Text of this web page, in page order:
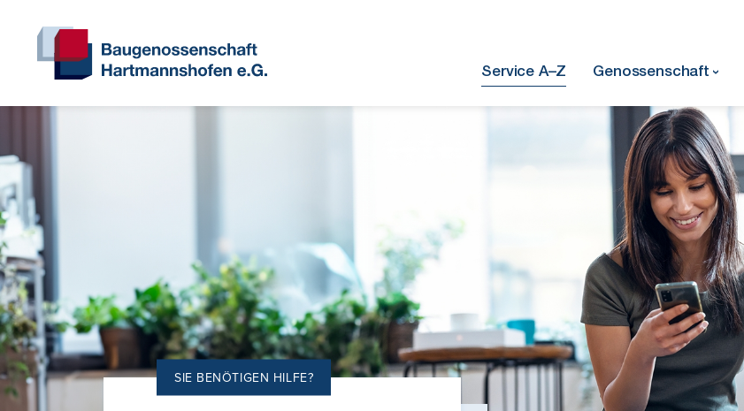
Service A–Z Genossenschaft
SIE BENÖTIGEN HILFE?